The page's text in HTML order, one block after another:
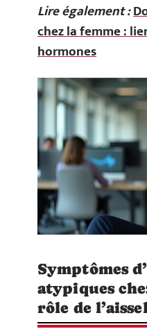
Lire également :
chez la femme :
hormones
Symptômes
atypiques
rôle de